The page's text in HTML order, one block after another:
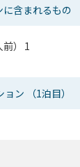
に含まれるもの
） 1
ョン （1泊目）